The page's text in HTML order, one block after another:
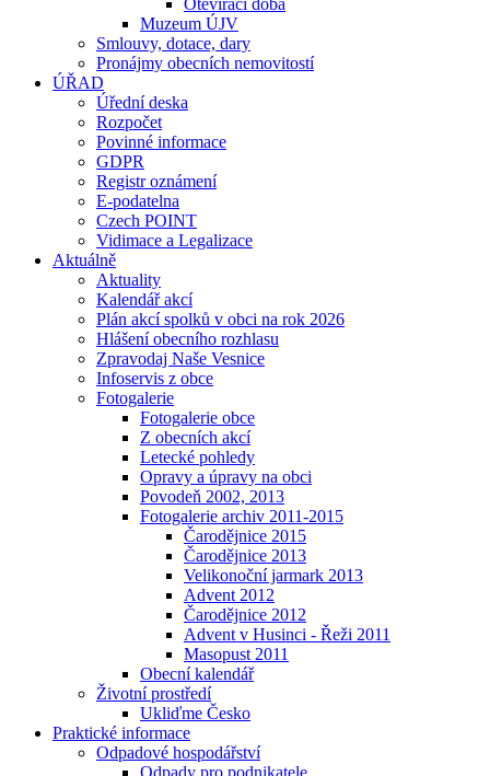
Otevírací doba
Muzeum ÚJV
Smlouvy, dotace, dary
Pronájmy obecních nemovitostí
ÚŘAD
Úřední deska
Rozpočet
Povinné informace
GDPR
Registr oznámení
E-podatelna
Czech POINT
Vidimace a Legalizace
Aktuálně
Aktuality
Kalendář akcí
Plán akcí spolků v obci na rok 2026
Hlášení obecního rozhlasu
Zpravodaj Naše Vesnice
Infoservis z obce
Fotogalerie
Fotogalerie obce
Z obecních akcí
Letecké pohledy
Opravy a úpravy na obci
Povodeň 2002, 2013
Fotogalerie archiv 2011-2015
Čarodějnice 2015
Čarodějnice 2013
Velikonoční jarmark 2013
Advent 2012
Čarodějnice 2012
Advent v Husinci - Řeži 2011
Masopust 2011
Obecní kalendář
Životní prostředí
Ukliďme Česko
Praktické informace
Odpadové hospodářství
Odpady pro podnikatele